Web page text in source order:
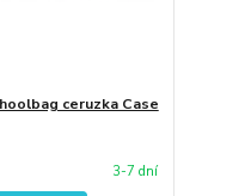
ceruzka Case
3-7 dní